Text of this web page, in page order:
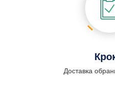
Доставка